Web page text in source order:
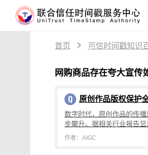
首页 可信时间戳知识
网购商品存在夸大宣传
数字时代，原创作品的传
步攀升。据相关行业报告显
国内原创作品侵权投诉量
作者：AIGC